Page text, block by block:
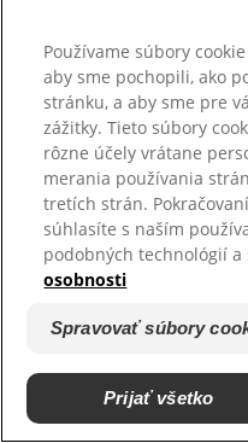
România
Serbian (Serbia)
Slovensko
Slovenija
Switzerland (Schweiz)
Switzerland (Suisse)
© 2026 CP GABA GmbH.
Používame súbory
aby sme pochopili, ako
stránku, a aby sme pre
zážitky. Tieto súbory
rôzne účely vrátane
merania používania
tretích strán.
súhlasíte s naším
podobných technológií a
osobnosti
Spravovať súbory
Prijať všetko